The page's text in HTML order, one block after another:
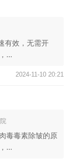
有效，无需开
...
2024-11-10 20:21
毒毒素除皱的原
...